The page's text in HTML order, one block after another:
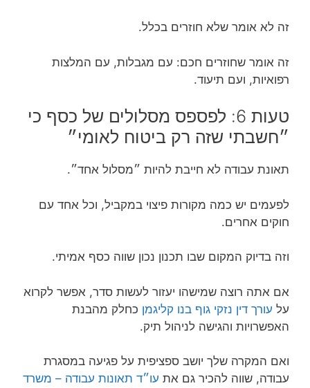
זה לא אומר שלא חוזרים בכלל.
זה אומר שחוזרים חכם: עם מגבלות, עם המלצות
רפואיות, ועם תיעוד.
טעות 6: לפספס מסלולים של כסף כי
״חשבתי שזה רק ביטוח לאומי״
תאונת עבודה לא חייבת להיות ״מסלול אחד״.
לפעמים יש כמה מקורות פיצוי במקביל, וכל אחד עם
חוקים אחרים.
וזה בדיוק המקום שבו תכנון נכון שווה כסף אמיתי.
אם אתה רוצה שמישהו יעזור לעשות סדר, אפשר לקרוא
על עורך דין נזקי גוף בנו קליגמן כחלק מהבנת
האפשרויות והגישה לניהול תיק.
ואם המקרה שלך יושב ספציפית על פגיעה במסגרת
עבודה, שווה להכיר גם את עו״ד תאונות עבודה – משרד